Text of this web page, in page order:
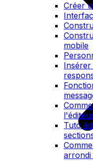
Créer
mobile
Tuto
arrondi